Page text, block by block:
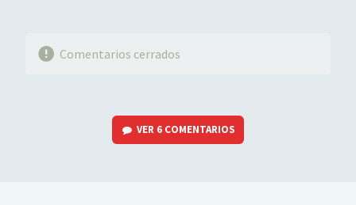
Comentarios cerrados
VER 6 COMENTARIOS